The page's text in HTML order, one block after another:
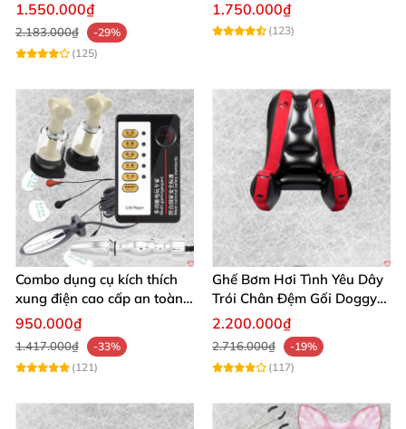
1.550.000₫
2.183.000₫
-29%
(125)
chóng mua
1.750.000₫
(123)
Combo dụng cụ kích thích
xung điện cao cấp an toàn
cho người lớn
950.000₫
1.417.000₫
-33%
(121)
Ghế Bơm Hơi Tình Yêu Dây
Trói Chân Đệm Gối Doggy
Nằm Sấp Kích Thích
2.200.000₫
2.716.000₫
-19%
(117)